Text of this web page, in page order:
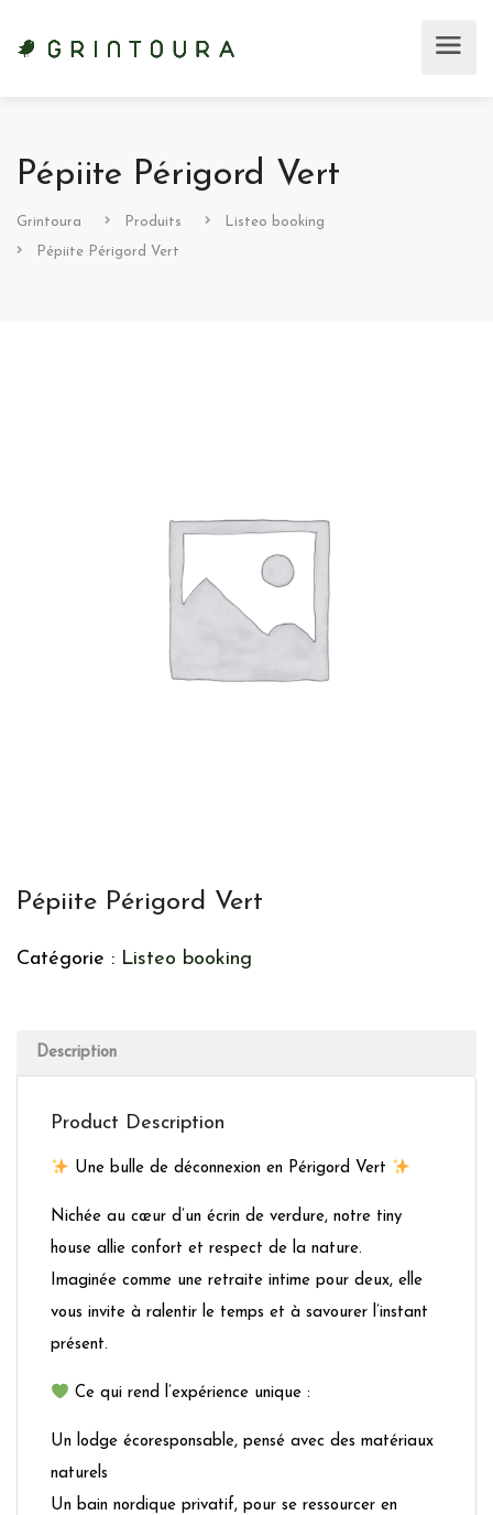
Pépiite Périgord Vert
Grintoura Produits Listeo booking
Pépiite Périgord Vert
Pépiite Périgord Vert
Catégorie : Listeo booking
Description
Product Description
Une bulle de déconnexion en Périgord Vert
Nichée au cœur d’un écrin de verdure, notre tiny
house allie confort et respect de la nature.
Imaginée comme une retraite intime pour deux, elle
vous invite à ralentir le temps et à savourer l’instant
présent.
Ce qui rend l’expérience unique :
Un lodge écoresponsable, pensé avec des matériaux
naturels
Un bain nordique privatif, pour se ressourcer en